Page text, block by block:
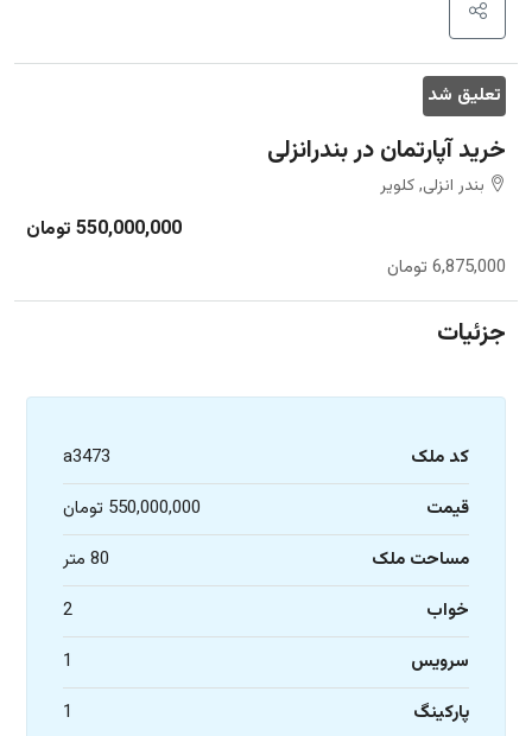
تعلیق شد
خرید آپارتمان در بندرانزلی
بندر انزلی, کلویر
550,000,000 تومان
6,875,000 تومان
جزئیات
کد ملک
a3473
قیمت
550,000,000 تومان
مساحت ملک
80 متر
خواب
2
سرویس
1
پارکینگ
1